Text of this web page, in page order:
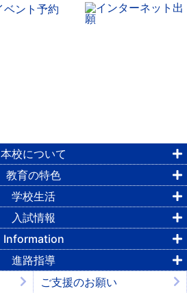
本校について
教育の特色
学校生活
入試情報
Information
進路指導
ご支援のお願い